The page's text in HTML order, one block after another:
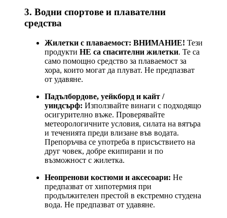
3. Водни спортове и плавателни
средства
Жилетки с плаваемост: ВНИМАНИЕ! Тези
продукти НЕ са спасителни жилетки. Те са
само помощно средство за плаваемост за
хора, които могат да плуват. Не предпазват
от удавяне.
Падълбордове, уейкборд и кайт /
уиндсърф: Използвайте винаги с подходящо
осигурително въже. Проверявайте
метеорологичните условия, силата на вятъра
и теченията преди влизане във водата.
Препоръчва се употреба в присъствието на
друг човек, добре екипирани и по
възможност с жилетка.
Неопренови костюми и аксесоари: Не
предпазват от хипотермия при
продължителен престой в екстремно студена
вода. Не предпазват от удавяне.